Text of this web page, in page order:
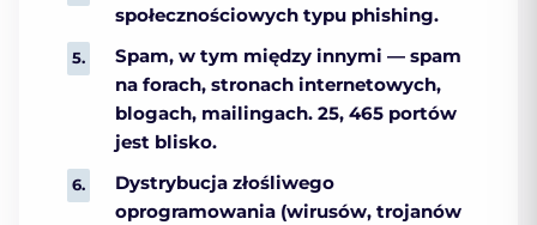
społecznościowych typu phishing.
Spam, w tym między innymi — spam
na forach, stronach internetowych,
blogach, mailingach. 25, 465 portów
jest blisko.
Dystrybucja złośliwego
oprogramowania (wirusów, trojanów